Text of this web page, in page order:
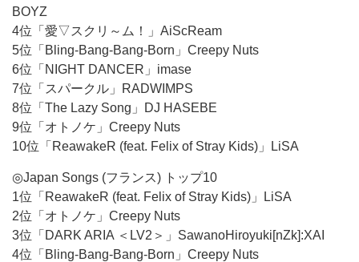
BOYZ
4位「愛▽スクリ～ム！」AiScReam
5位「Bling-Bang-Bang-Born」Creepy Nuts
6位「NIGHT DANCER」imase
7位「スパークル」RADWIMPS
8位「The Lazy Song」DJ HASEBE
9位「オトノケ」Creepy Nuts
10位「ReawakeR (feat. Felix of Stray Kids)」LiSA
◎Japan Songs (フランス) トップ10
1位「ReawakeR (feat. Felix of Stray Kids)」LiSA
2位「オトノケ」Creepy Nuts
3位「DARK ARIA ＜LV2＞」SawanoHiroyuki[nZk]:XAI
4位「Bling-Bang-Bang-Born」Creepy Nuts